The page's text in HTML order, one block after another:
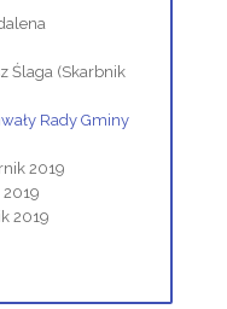
Ślaga (Skarbnik
Rady Gminy
2019
2019